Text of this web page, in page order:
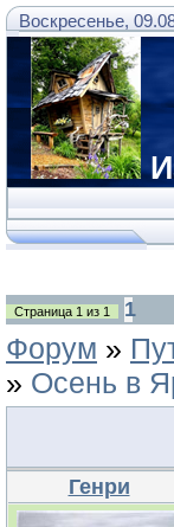
Воскресенье,
Страница 1 из 1 1
Форум »
» Осень в
Генри